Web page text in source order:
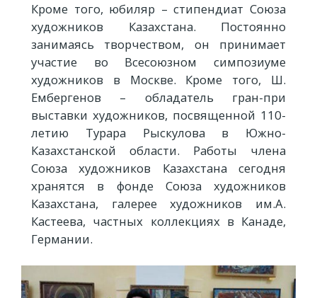
Кроме того, юбиляр – стипендиат Союза
художников Казахстана. Постоянно
занимаясь творчеством, он принимает
участие во Всесоюзном симпозиуме
художников в Москве. Кроме того, Ш.
Ембергенов – обладатель гран-при
выставки художников, посвященной 110-
летию Турара Рыскулова в Южно-
Казахстанской области. Работы члена
Союза художников Казахстана сегодня
хранятся в фонде Союза художников
Казахстана, галерее художников им.А.
Кастеева, частных коллекциях в Канаде,
Германии.